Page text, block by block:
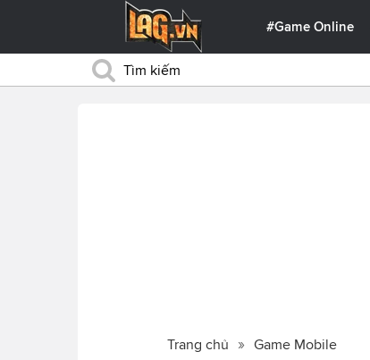
#Game Online
Trang chủ Game Mobile